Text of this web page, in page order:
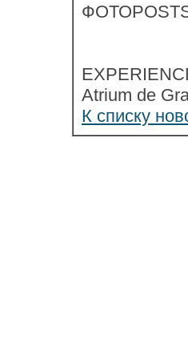
Atrium de
К списку